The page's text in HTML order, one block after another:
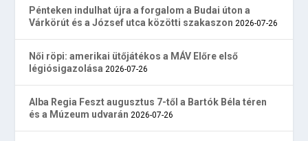
Pénteken indulhat újra a forgalom a Budai úton a
Várkörút és a József utca közötti szakaszon 2026-07-26
Női röpi: amerikai ütőjátékos a MÁV Előre első
légiósigazolása 2026-07-26
Alba Regia Feszt augusztus 7-től a Bartók Béla téren
és a Múzeum udvarán 2026-07-26